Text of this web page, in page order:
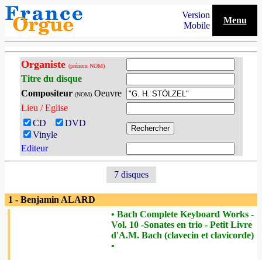
Version
Mobile
Menu
Organiste (prénom NOM)
Titre du disque
Compositeur (NOM)Oeuvre
Lieu / Eglise
CD
DVD
Vinyle
Editeur
7 disques
1 - Benjamin ALARD
• Bach Complete Keyboard Works -
Vol. 10 -Sonates en trio - Petit Livre
d'A.M. Bach (clavecin et clavicorde)
•